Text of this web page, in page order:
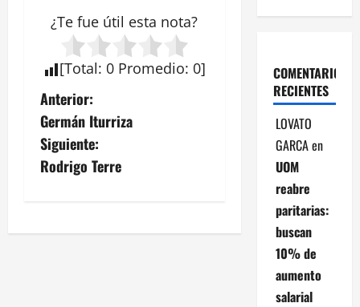
¿Te fue útil esta nota?
[Total: 0 Promedio: 0]
N
a
v
g
Anterior:
Germán Iturriza
Siguiente:
Rodrigo Terre
COMENTARIOS
RECIENTES
LOVATO
GARCAen
UOM
reabre
paritarias:
buscan
10% de
aumento
salarial